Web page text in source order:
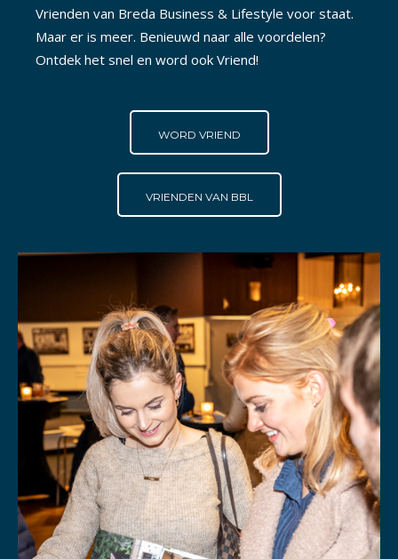
Vrienden van Breda Business & Lifestyle voor staat.
Maar er is meer. Benieuwd naar alle voordelen?
Ontdek het snel en word ook Vriend!
WORD VRIEND
VRIENDEN VAN BBL